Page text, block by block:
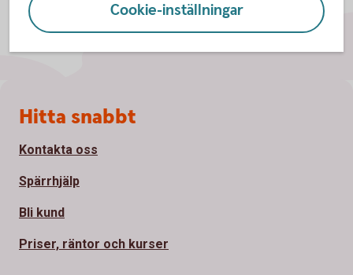
Cookie-inställningar
Sidfot
Hitta snabbt
Kontakta oss
Spärrhjälp
Bli kund
Priser, räntor och kurser